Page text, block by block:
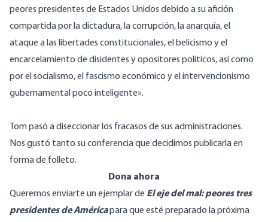
peores presidentes de Estados Unidos debido a su afición
compartida por la dictadura, la corrupción, la anarquía, el
ataque a las libertades constitucionales, el belicismo y el
encarcelamiento de disidentes y opositores políticos, así como
por el socialismo, el fascismo económico y el intervencionismo
gubernamental poco inteligente».
Tom pasó a diseccionar los fracasos de sus administraciones.
Nos gustó tanto su conferencia que decidimos publicarla en
forma de folleto.
Dona ahora
Queremos enviarte un ejemplar de El eje del mal: peores tres
presidentes de Américapara que esté preparado la próxima